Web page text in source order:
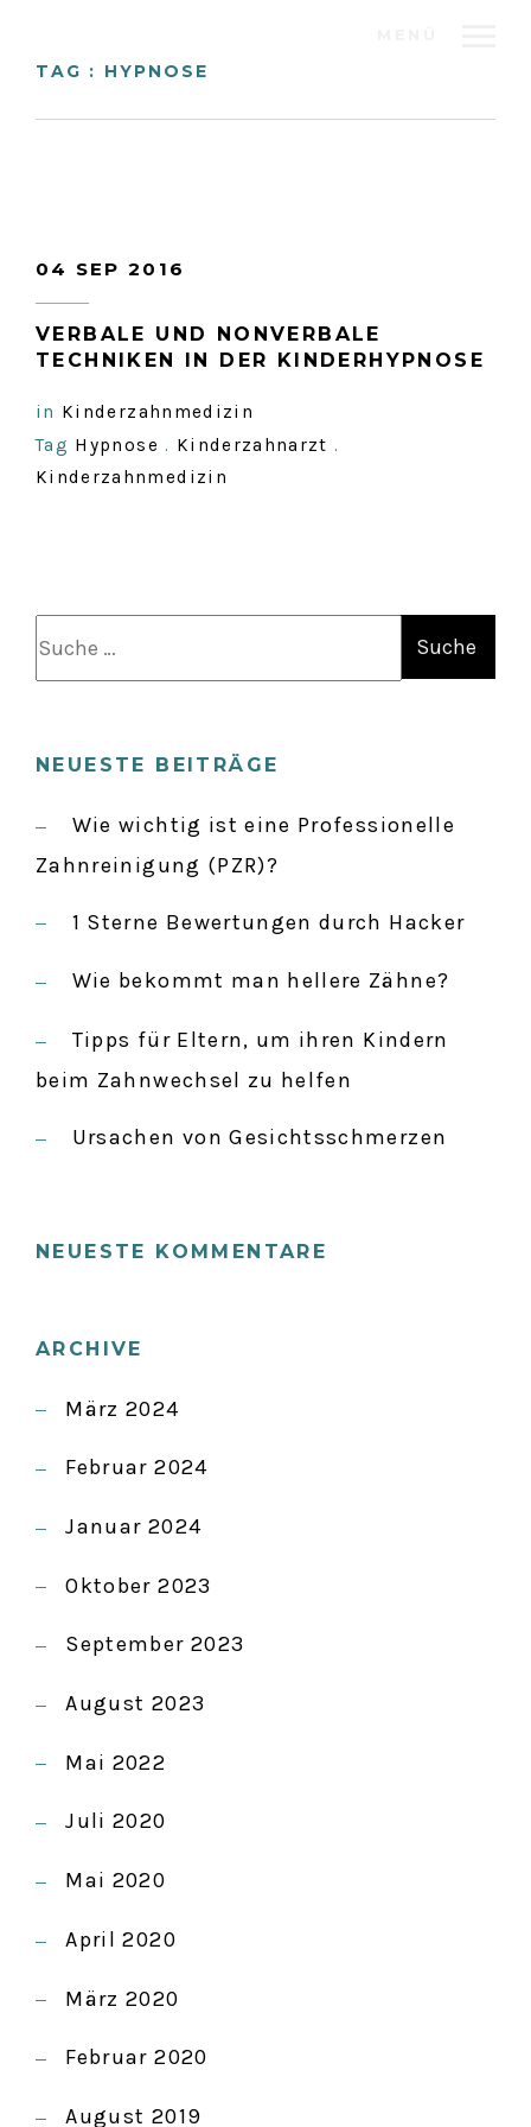
TAG : HYPNOSE
04 SEP 2016
VERBALE UND NONVERBALE
TECHNIKEN IN DER KINDERHYPNOSE
in Kinderzahnmedizin
Tag Hypnose . Kinderzahnarzt .
Kinderzahnmedizin
n
a
NEUESTE BEITRÄGE
Wie wichtig ist eine Professionelle
Zahnreinigung (PZR)?
1 Sterne Bewertungen durch Hacker
Wie bekommt man hellere Zähne?
Tipps für Eltern, um ihren Kindern
beim Zahnwechsel zu helfen
Ursachen von Gesichtsschmerzen
NEUESTE KOMMENTARE
ARCHIVE
März 2024
Februar 2024
Januar 2024
Oktober 2023
September 2023
August 2023
Mai 2022
Juli 2020
Mai 2020
April 2020
März 2020
Februar 2020
August 2019